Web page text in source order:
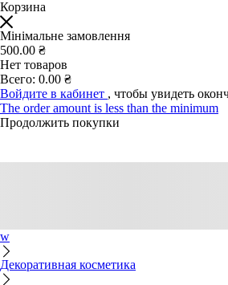
Корзина
Мінімальне замовлення
500.00 ₴
Нет товаров
Всего: 0.00 ₴
Войдите в кабинет , чтобы увидеть
The order amount is less than the minimum
Продолжить покупки
w
Декоративная косметика